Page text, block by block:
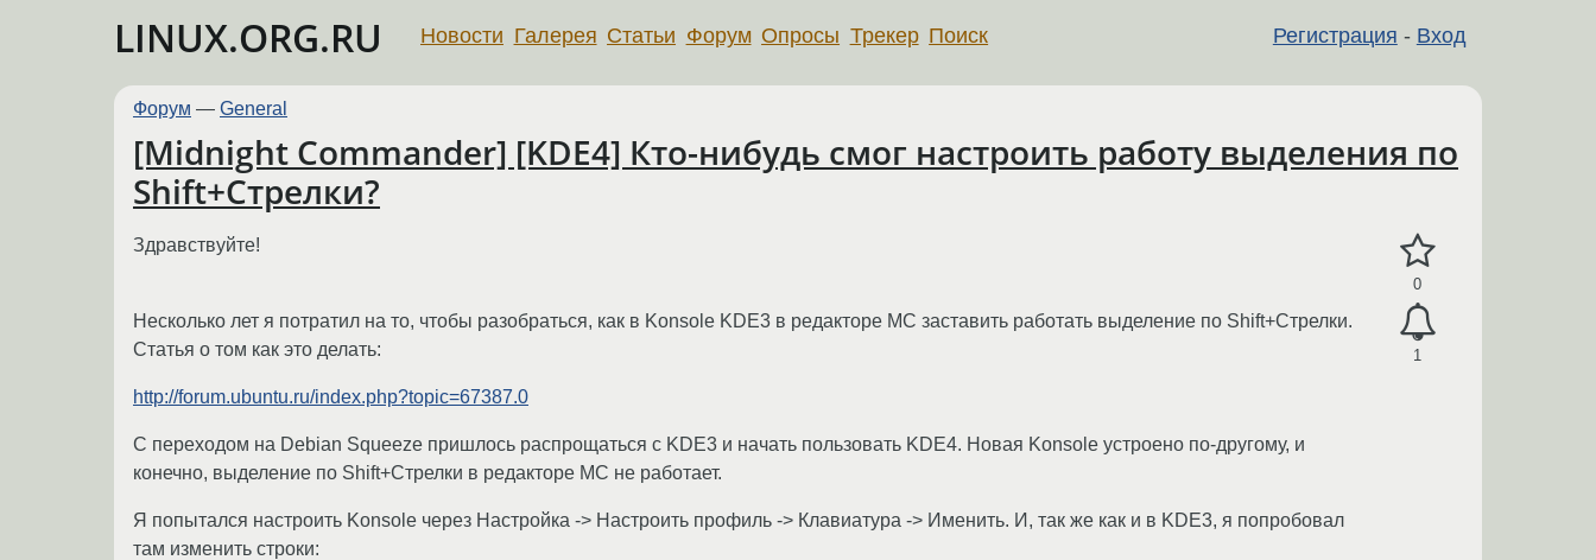
LINUX.ORG.RU Регистрация - Вход
Новости Галерея Статьи Форум Опросы Трекер Поиск
Форум — General
[Midnight Commander] [KDE4] Кто-нибудь смог настроить работу выделения по
Shift+Стрелки?
0
1
Здравствуйте!
Несколько лет я потратил на то, чтобы разобраться, как в Konsole KDE3 в редакторе MC заставить работать выделение по Shift+Стрелки.
Статья о том как это делать:
http://forum.ubuntu.ru/index.php?topic=67387.0
С переходом на Debian Squeeze пришлось распрощаться с KDE3 и начать пользовать KDE4. Новая Konsole устроено по-другому, и
конечно, выделение по Shift+Стрелки в редакторе MC не работает.
Я попытался настроить Konsole через Настройка -> Настроить профиль -> Клавиатура -> Именить. И, так же как и в KDE3, я попробовал
там изменить строки: